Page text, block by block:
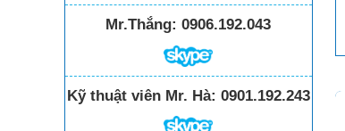
Mr.Thắng: 0906.192.043
Kỹ thuật viên Mr. Hà: 0901.192.243